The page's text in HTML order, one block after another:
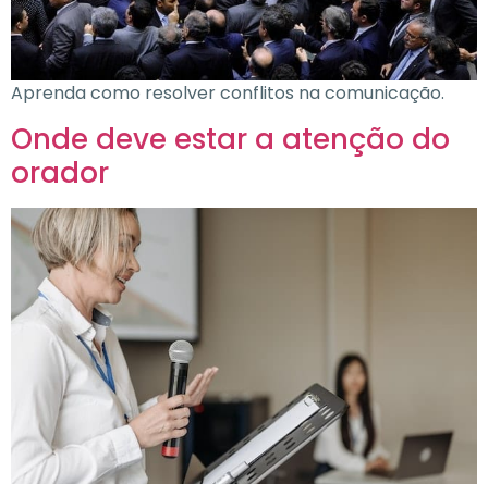
Aprenda como resolver conflitos na comunicação.
Onde deve estar a atenção do
orador